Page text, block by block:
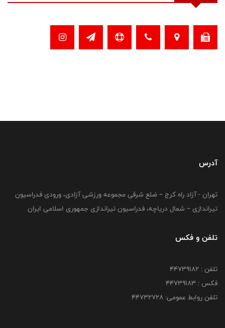
آدرس
تهران - آزاد راه کرج – ضلع شرقی مجموعه ورزشی آزادی، ورودی فدراسیون
تیراندازی – شمال دریاچه، فدراسیون تیراندازی جمهوری اسلامی ایران
تلفن و فکس
تلفن : ۴۴۷۳۹۱۸۲
فکس : ۴۴۷۳۹۱۸3
تلفن روابط عمومی: ۴۴۷۳۲۷۲۸